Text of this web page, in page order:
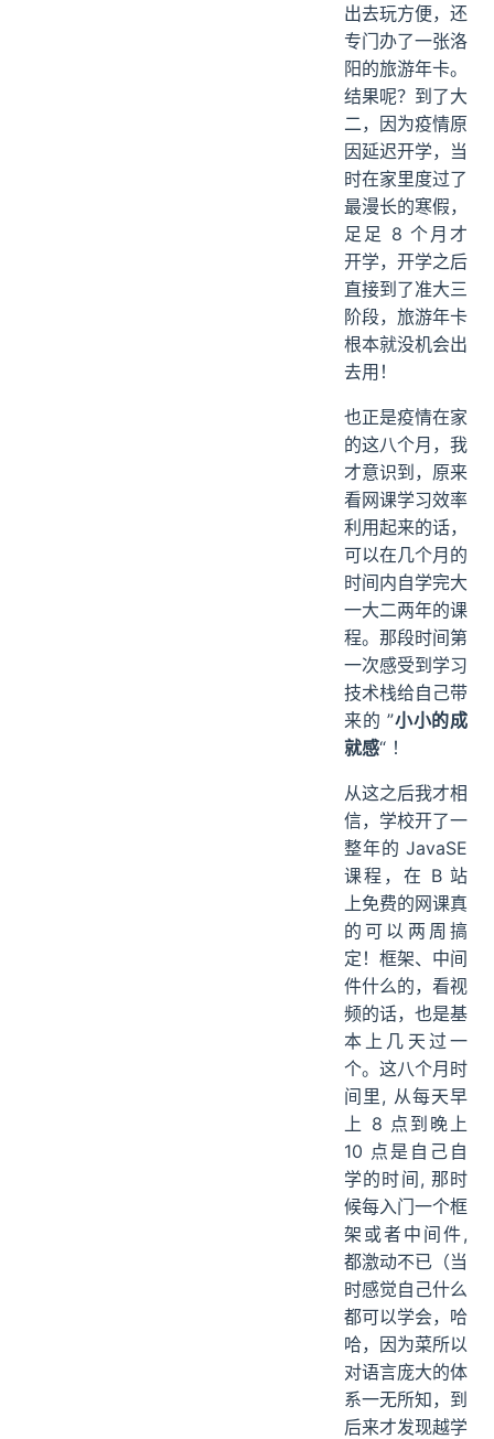
出去玩方便，还
专门办了一张洛
阳的旅游年卡。
结果呢？到了大
二，因为疫情原
因延迟开学，当
时在家里度过了
最漫长的寒假，
足足 8 个月才
开学，开学之后
直接到了准大三
阶段，旅游年卡
根本就没机会出
去用！
也正是疫情在家
的这八个月，我
才意识到，原来
看网课学习效率
利用起来的话，
可以在几个月的
时间内自学完大
一大二两年的课
程。那段时间第
一次感受到学习
技术栈给自己带
来的 ”小小的成
就感“ ！
从这之后我才相
信，学校开了一
整年的 JavaSE
课程，在 B 站
上免费的网课真
的可以两周搞
定！框架、中间
件什么的，看视
频的话，也是基
本上几天过一
个。这八个月时
间里, 从每天早
上 8 点到晚上
10 点是自己自
学的时间, 那时
候每入门一个框
架或者中间件,
都激动不已（当
时感觉自己什么
都可以学会，哈
哈，因为菜所以
对语言庞大的体
系一无所知，到
后来才发现越学